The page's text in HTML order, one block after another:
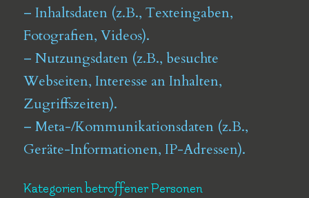
– Inhaltsdaten (z.B., Texteingaben,
Fotografien, Videos).
– Nutzungsdaten (z.B., besuchte
Webseiten, Interesse an Inhalten,
Zugriffszeiten).
– Meta-/Kommunikationsdaten (z.B.,
Geräte-Informationen, IP-Adressen).
Kategorien betroffener Personen